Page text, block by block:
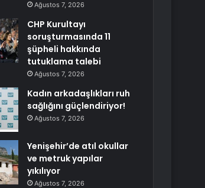
Ağustos 7, 2026
CHP Kurultayı
soruşturmasında 11
şüpheli hakkında
tutuklama talebi
Ağustos 7, 2026
Kadın arkadaşlıkları ruh
sağlığını güçlendiriyor!
Ağustos 7, 2026
Yenişehir’de atıl okullar
ve metruk yapılar
yıkılıyor
Ağustos 7, 2026